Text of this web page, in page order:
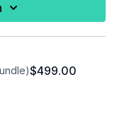
Menschlichen
Personen mit
Solltest du jedoch
wir dir
$499.00